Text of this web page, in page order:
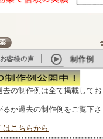
去の制作例は全て掲載してお
るか過去の制作例をご覧下さ
こちらから